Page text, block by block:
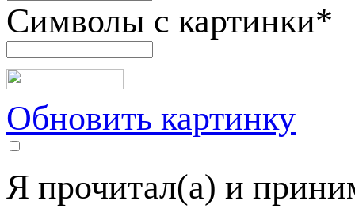
Символы с картинки*
Обновить картинку
Я прочитал(а) и